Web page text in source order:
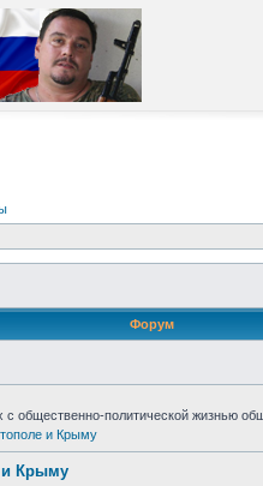
Форум
общественно-политической жизнью
и Крыму
и Крыму